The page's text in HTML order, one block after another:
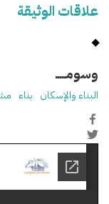
علاقات الوثيقة
وسومـــــ
البناء والإسكان بناء